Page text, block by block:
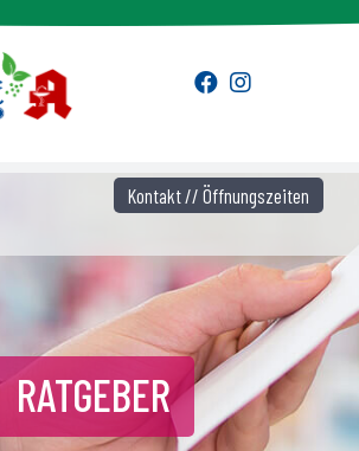
RATGEBER
Kontakt // Öffnungszeiten